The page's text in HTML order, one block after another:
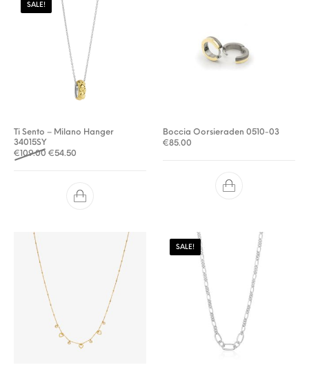
SALE!
Ti Sento – Milano Hanger
34015SY
€109.00 Oorspronkelijke prijs was: €109.00.
€54.50
Boccia Oorsieraden 0510-03
€85.00
SALE!